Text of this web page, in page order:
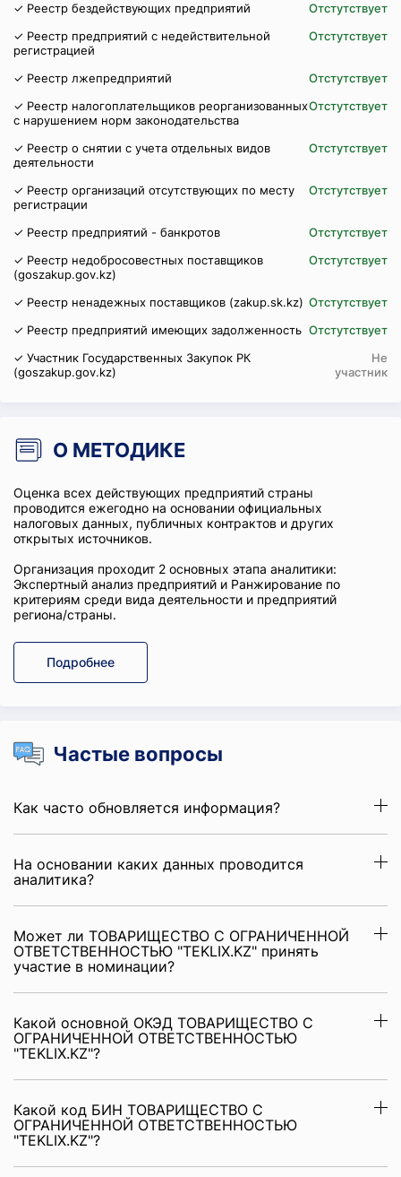
✓ Реестр бездействующих предприятий
Отстутствует
✓ Реестр предприятий с недействительной
регистрацией
Отстутствует
✓ Реестр лжепредприятий
Отстутствует
✓ Реестр налогоплательщиков реорганизованных
с нарушением норм законодательства
Отстутствует
✓ Реестр о снятии с учета отдельных видов
деятельности
Отстутствует
✓ Реестр организаций отсутствующих по месту
регистрации
Отстутствует
✓ Реестр предприятий - банкротов
Отстутствует
✓ Реестр недобросовестных поставщиков
(goszakup.gov.kz)
Отстутствует
✓ Реестр ненадежных поставщиков (zakup.sk.kz) Отстутствует
✓ Реестр предприятий имеющих задолженность Отстутствует
✓ Участник Государственных Закупок РК
(goszakup.gov.kz)
Не
участник
О МЕТОДИКЕ
Оценка всех действующих предприятий страны
проводится ежегодно на основании официальных
налоговых данных, публичных контрактов и других
открытых источников.
Организация проходит 2 основных этапа аналитики:
Экспертный анализ предприятий и Ранжирование по
критериям среди вида деятельности и предприятий
региона/страны.
Подробнее
Частые вопросы
Как часто обновляется информация?
На основании каких данных проводится
аналитика?
Может ли ТОВАРИЩЕСТВО С ОГРАНИЧЕННОЙ
ОТВЕТСТВЕННОСТЬЮ "TEKLIX.KZ" принять
участие в номинации?
Какой основной ОКЭД ТОВАРИЩЕСТВО С
ОГРАНИЧЕННОЙ ОТВЕТСТВЕННОСТЬЮ
"TEKLIX.KZ"?
Какой код БИН ТОВАРИЩЕСТВО С
ОГРАНИЧЕННОЙ ОТВЕТСТВЕННОСТЬЮ
"TEKLIX.KZ"?